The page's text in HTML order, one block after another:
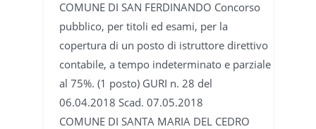
COMUNE DI SAN FERDINANDO Concorso
pubblico, per titoli ed esami, per la
copertura di un posto di istruttore direttivo
contabile, a tempo indeterminato e parziale
al 75%. (1 posto) GURI n. 28 del
06.04.2018 Scad. 07.05.2018
COMUNE DI SANTA MARIA DEL CEDRO